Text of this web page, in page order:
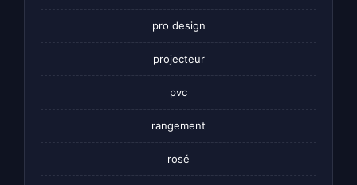
pro design
projecteur
pvc
rangement
rosé